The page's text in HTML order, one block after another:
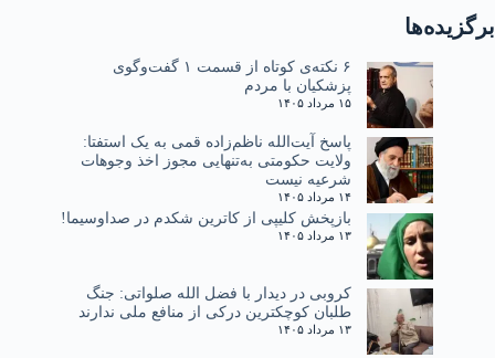
برگزیده‌ها
۶ نکته‌ی کوتاه از قسمت ۱ گفت‌وگوی
پزشکیان با مردم
۱۵ مرداد ۱۴۰۵
پاسخ آیت‌الله ناظم‌زاده قمی به یک استفتا:
ولایت حکومتی به‌تنهایی مجوز اخذ وجوهات
شرعیه نیست
۱۴ مرداد ۱۴۰۵
بازپخش کلیپی از کاترین شکدم در صداوسیما!
۱۳ مرداد ۱۴۰۵
کروبی در دیدار با فضل الله صلواتی: جنگ
طلبان کوچکترین درکی از منافع ملی ندارند
۱۳ مرداد ۱۴۰۵